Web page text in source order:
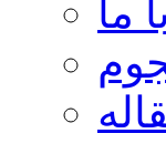
ما